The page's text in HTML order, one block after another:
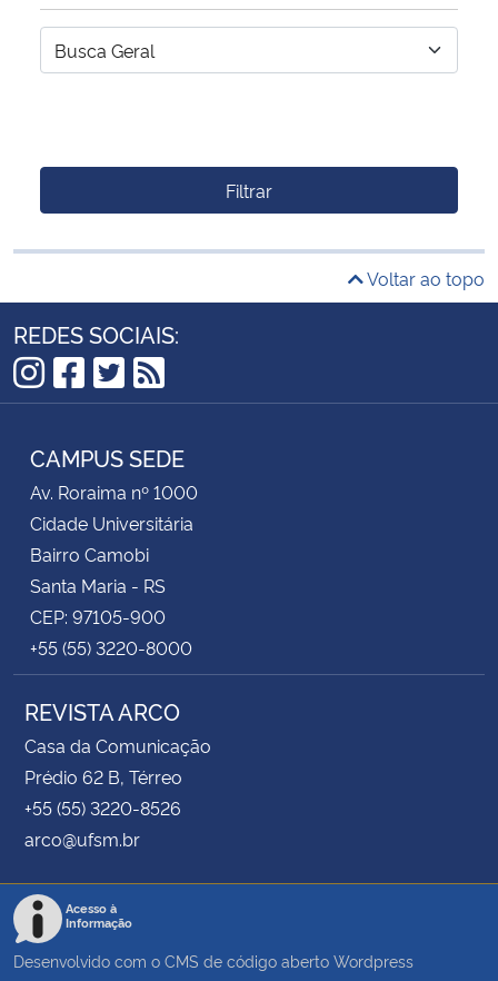
Filtrar
Voltar ao topo
REDES SOCIAIS:
Instagram
Facebook
Twitter
RSS
CAMPUS SEDE
Av. Roraima nº 1000
Cidade Universitária
Bairro Camobi
Santa Maria - RS
CEP: 97105-900
+55 (55) 3220-8000
REVISTA ARCO
Casa da Comunicação
Prédio 62 B, Térreo
+55 (55) 3220-8526
arco@ufsm.br
Acesso à
Informação
Desenvolvido com o CMS de código aberto Wordpress